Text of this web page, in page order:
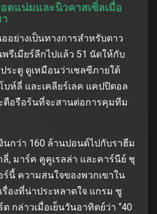
ตแน่มและนิวคาสเซิ่ลเมื่อ
อย่างเป็นทางการสําหรับดาว
พรีเมียร์ลีกไปแล้ว 51 นัดให้กับ
ระตู ดูเหมือนว่าเชลซีภายใต้
ห์ลี่ และเคลียร์เลค แคปปิตอล
ตือรือร้นที่จะสานต่อการคุมทีม
นกว่า 160 ล้านปอนด์ไปกับราฮีม
ลี่, มาร์ค คูคูเรลล่า และคาร์นีย์ ชุ
ร์นี้ ความสนใจของพวกเขาใน
รื่องที่น่าประหลาดใจ แกรม ซู
กล่าวเมื่อเย็นวันอาทิตย์ว่า “40